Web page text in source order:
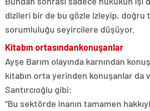
dizileri bir de bu gözle izleyip, doğru
sorumluluğu seyircilere düşüyor.
Kitabın ortasındankonuşanlar
Ayşe Barım olayında karnından
kitabın orta yerinden konuşanlar da
Santırcıoğlu gibi:
“Bu sektörde inanın tamamen